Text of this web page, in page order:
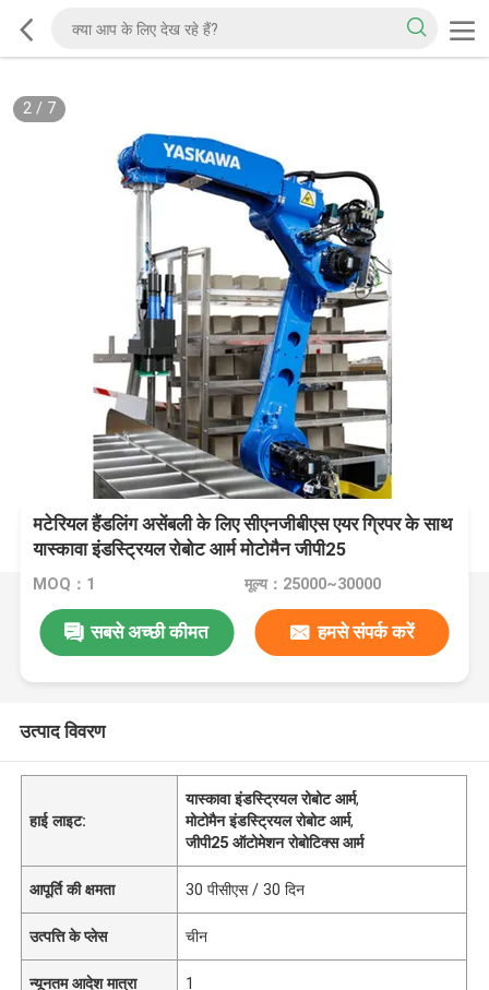
2/ 7
मटेरियल हैंडलिंग असेंबली के लिए सीएनजीबीएस एयर ग्रिपर के साथ
यास्कावा इंडस्ट्रियल रोबोट आर्म मोटोमैन जीपी25
MOQ：1 मूल्य：25000~30000
सबसे अच्छी कीमत हमसे संपर्क करें
उत्पाद विवरण
हाई लाइट:
यास्कावा इंडस्ट्रियल रोबोट आर्म,
मोटोमैन इंडस्ट्रियल रोबोट आर्म,
जीपी25 ऑटोमेशन रोबोटिक्स आर्म
आपूर्ति की क्षमता 30 पीसीएस / 30 दिन
उत्पत्ति के प्लेस चीन
न्यूनतम आदेश मात्रा 1